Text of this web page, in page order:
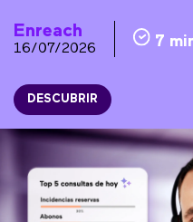
Enreach
16/07/2026 7
DESCUBRIR